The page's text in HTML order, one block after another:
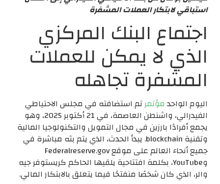
استباقي لابتكار العملات المشفرة
اجتماع البنك المركزي
الذي لا يمكن للعملات
المشفرة تجاهله
اليوم الواحد مؤتمرتم استضافته في مجلس الاحتياطي
الفيدرالي، واشنطن العاصمة، في 21 أكتوبر 2025، وهو
يجمع أفرادًا بارزين في مجال التمويل والتكنولوجيا المالية
وتقنية blockchain. يبدأ الحدث، الذي يتم بثه مباشرة في
جميع أنحاء العالم على موقع Federalreserve.gov
وYouTube، بكلمة افتتاحية يلقيها الحاكم كريستوفر جيه
والر، الذي كان شخصًا منفتحًا فيما يتعلق بالابتكار المالي.